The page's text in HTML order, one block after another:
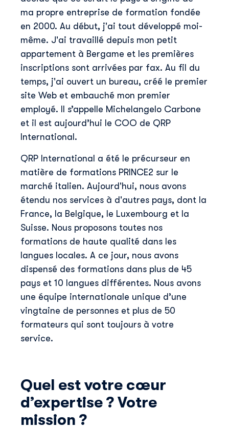
ma propre entreprise de formation fondée
en 2000. Au début, j'ai tout développé moi-
même. J'ai travaillé depuis mon petit
appartement à Bergame et les premières
inscriptions sont arrivées par fax. Au fil du
temps, j'ai ouvert un bureau, créé le premier
site Web et embauché mon premier
employé. Il s’appelle Michelangelo Carbone
et il est aujourd’hui le COO de QRP
International.
QRP International a été le précurseur en
matière de formations PRINCE2 sur le
marché italien. Aujourd'hui, nous avons
étendu nos services à d'autres pays, dont la
France, la Belgique, le Luxembourg et la
Suisse. Nous proposons toutes nos
formations de haute qualité dans les
langues locales. A ce jour, nous avons
dispensé des formations dans plus de 45
pays et 10 langues différentes. Nous avons
une équipe internationale unique d’une
vingtaine de personnes et plus de 50
formateurs qui sont toujours à votre
service.
Quel est votre cœur
d’expertise ? Votre
mission ?